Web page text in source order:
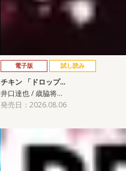
電子版 試し読み
チキン 「ドロップ…
井口達也 / 歳脇将…
発売日：2026.08.06